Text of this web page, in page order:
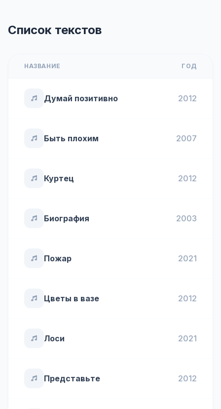
Список текстов
НАЗВАНИЕ ГОД
Думай позитивно 2012
Быть плохим 2007
Куртец 2012
Биография 2003
Пожар 2021
Цветы в вазе 2012
Лоси 2021
Представьте 2012